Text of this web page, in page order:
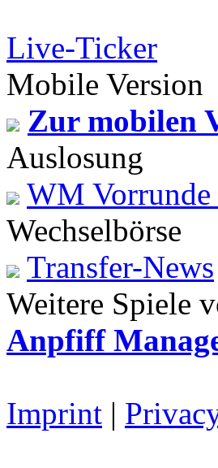
Live-Ticker
Mobile Version
Zur mobilen
Auslosung
WM Vorrunde
Wechselbörse
Transfer-News
Weitere Spiele
Anpfiff
Imprint |